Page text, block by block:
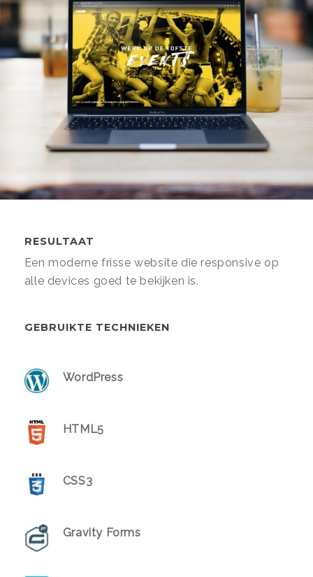
RESULTAAT
Een moderne frisse website die responsive op
alle devices goed te bekijken is.
GEBRUIKTE TECHNIEKEN
WordPress
HTML5
CSS3
Gravity Forms